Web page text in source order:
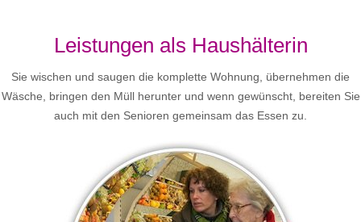
Leistungen als Haushälterin
Sie wischen und saugen die komplette Wohnung, übernehmen die
Wäsche, bringen den Müll herunter und wenn gewünscht, bereiten Sie
auch mit den Senioren gemeinsam das Essen zu.